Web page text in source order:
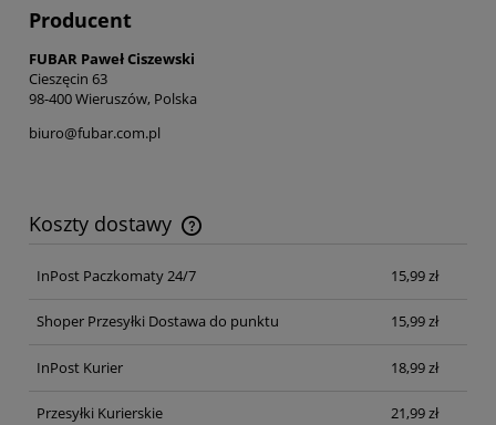
Producent
FUBAR Paweł Ciszewski
Cieszęcin 63
98-400 Wieruszów, Polska
biuro@fubar.com.pl
Koszty dostawy
Cena nie zawiera ewentualnych kosztów płatności
InPost Paczkomaty 24/7
15,99 zł
Shoper Przesyłki Dostawa do punktu 15,99 zł
InPost Kurier 18,99 zł
Przesyłki Kurierskie 21,99 zł